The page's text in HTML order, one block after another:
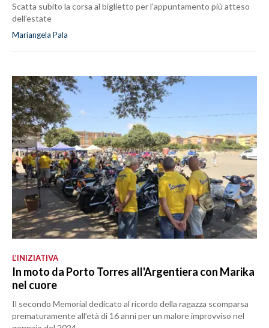
Scatta subito la corsa al biglietto per l'appuntamento più atteso
dell’estate
Mariangela Pala
L’INIZIATIVA
In moto da Porto Torres all'Argentiera con Marika
nel cuore
Il secondo Memorial dedicato al ricordo della ragazza scomparsa
prematuramente all’età di 16 anni per un malore improvviso nel